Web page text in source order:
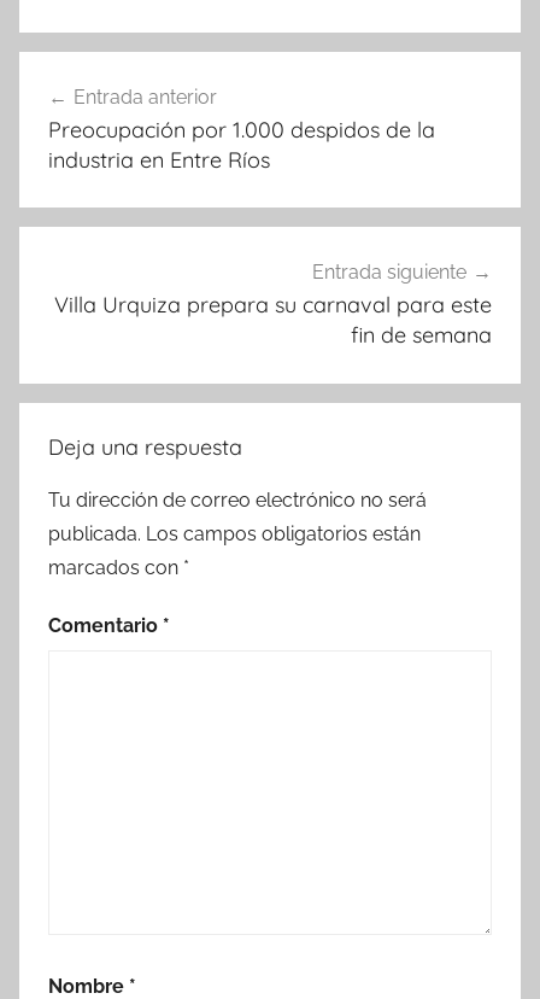
de
entradas
Entrada anterior
Preocupación por 1.000 despidos de la
industria en Entre Ríos
Entrada siguiente
Villa Urquiza prepara su carnaval para este
fin de semana
Deja una respuesta
Tu dirección de correo electrónico no será
publicada. Los campos obligatorios están
marcados con *
Comentario *
Nombre *